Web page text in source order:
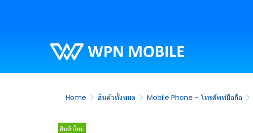
Home สินค้าทั้งหมด Mobile Phone - โทรศัพท์มือถือ
สินค้าใหม่